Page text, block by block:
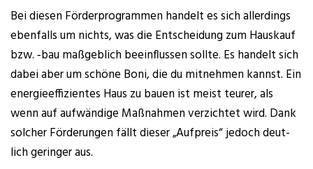
Bei die­sen För­der­pro­gram­men han­delt es sich aller­dings
eben­falls um nichts, was die Ent­schei­dung zum Haus­kauf
bzw. ‑bau maß­geb­lich beein­flus­sen soll­te. Es han­delt sich
dabei aber um schö­ne Boni, die du mit­neh­men kannst. Ein
ener­gie­ef­fi­zi­en­tes Haus zu bau­en ist meist teu­rer, als
wenn auf auf­wän­di­ge Maß­nah­men ver­zich­tet wird. Dank
sol­cher För­de­run­gen fällt die­ser „Auf­preis“ jedoch deut­
lich gerin­ger aus.